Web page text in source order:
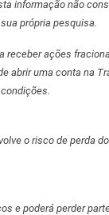
informação não
própria pesquisa.
receber ações
abrir uma conta na
o risco de perda
e poderá perder